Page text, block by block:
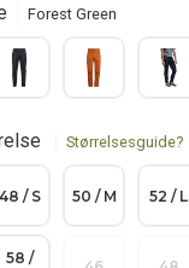
Forest Green
Størrelsesguide?
48 / S 50 / M 52 / L
58 /